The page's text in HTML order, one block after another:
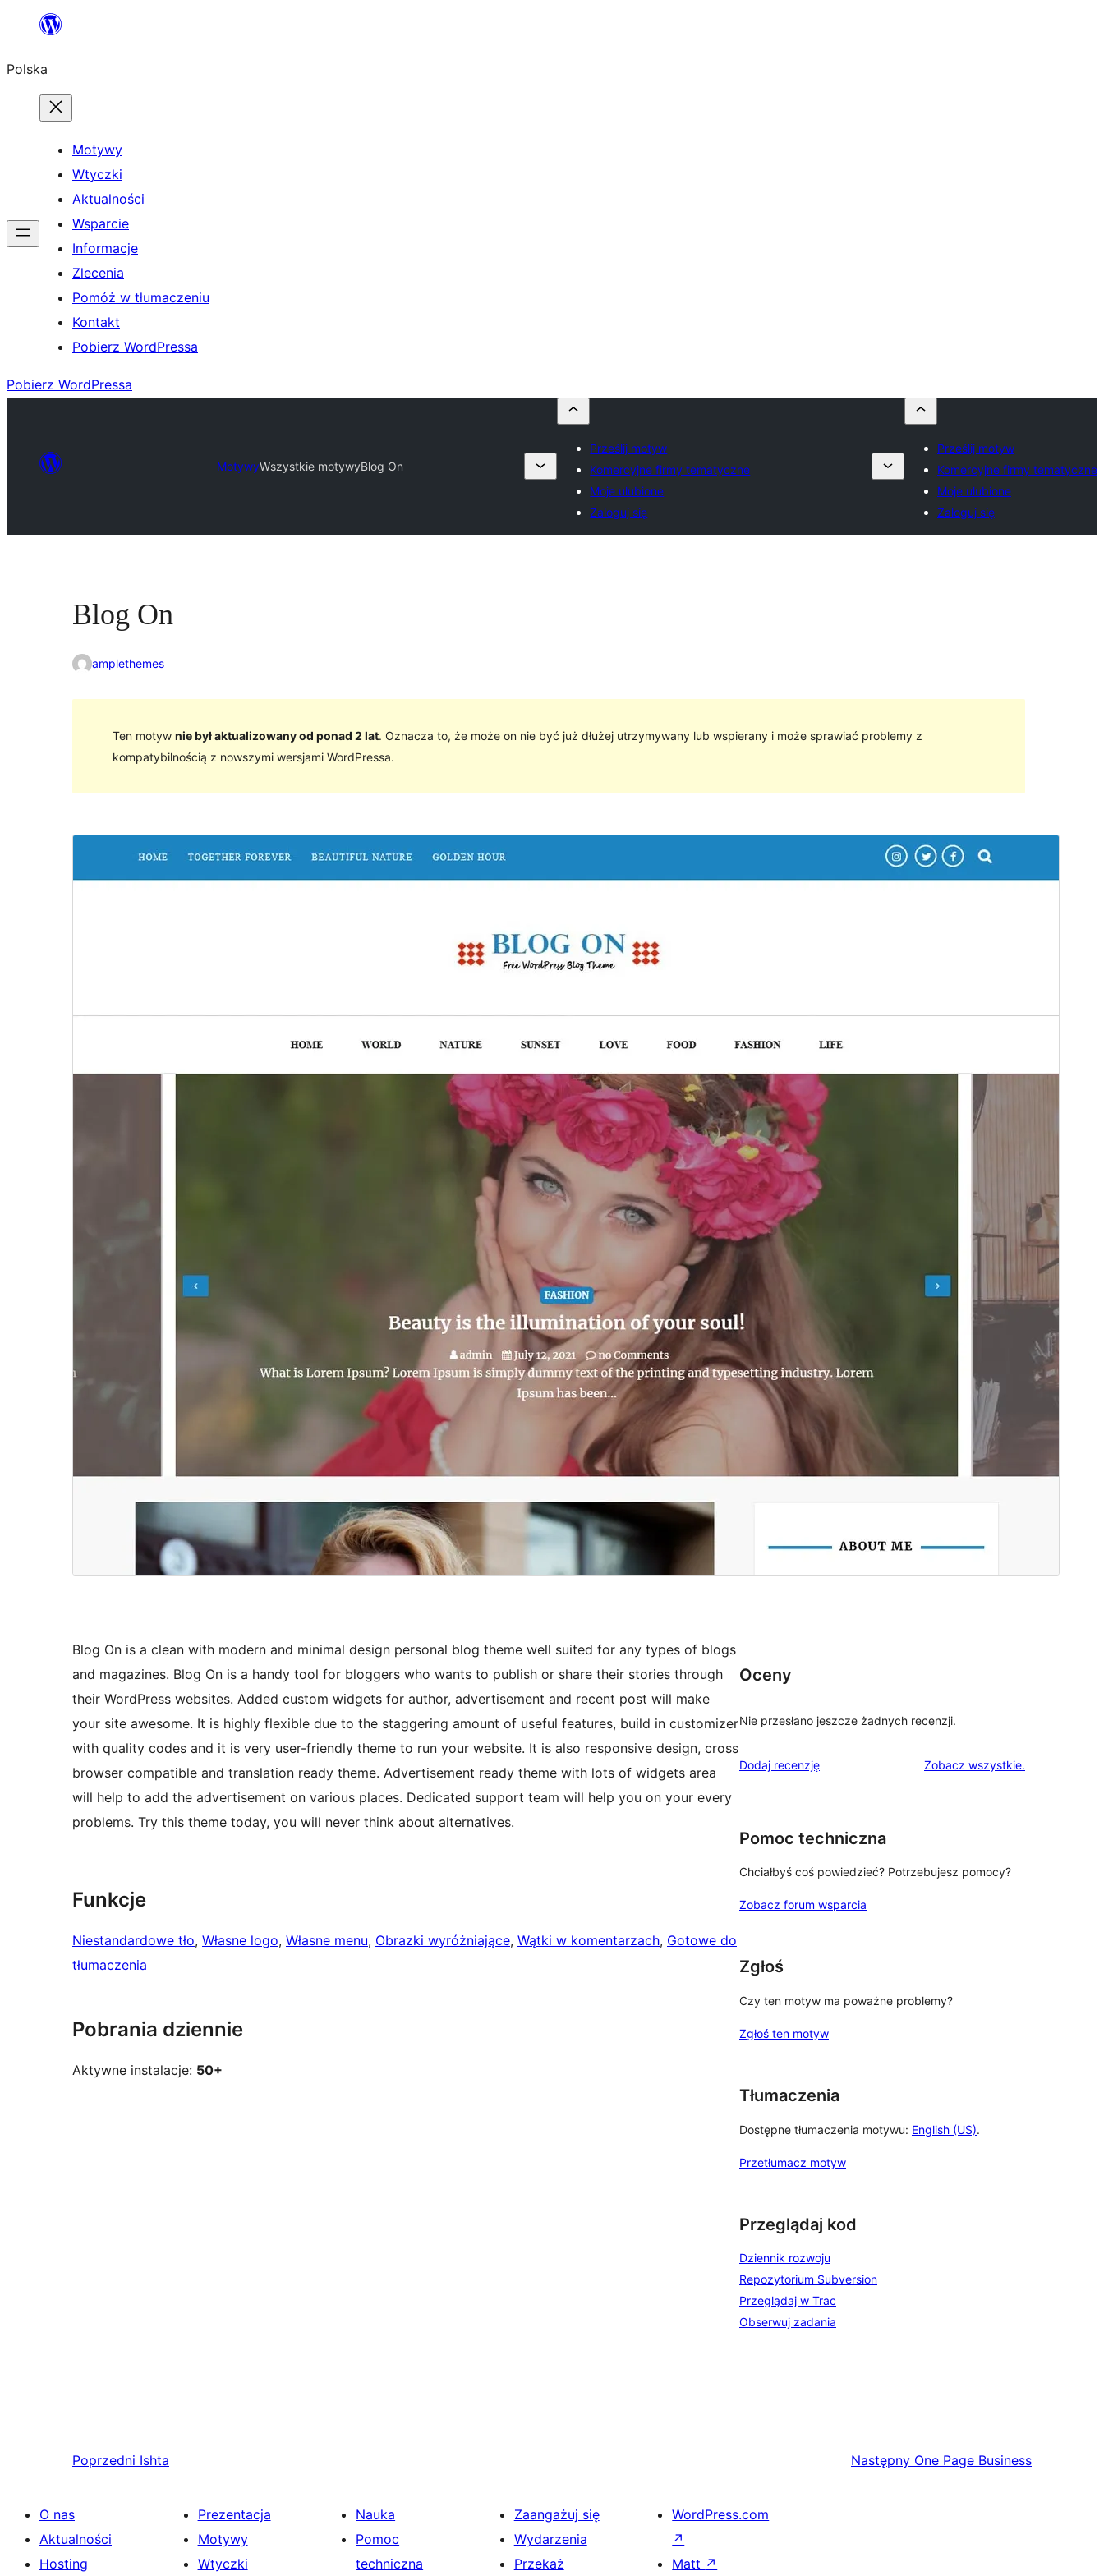
Przejdź
treści
Polska
Motywy
Wtyczki
Aktualności
Wsparcie
Informacje
Zlecenia
Pomóż w tłumaczeniu
Kontakt
Pobierz WordPressa
Pobierz WordPressa
MotywyWszystkie motywyBlog On
Prześlij motyw
Komercyjne firmy tematyczne
Moje ulubione
Zaloguj się
Prześlij motyw
Komercyjne firmy tematyczne
Moje ulubione
Zaloguj się
Blog On
amplethemes
Ten motyw nie był aktualizowany od ponad 2 lat. Oznacza to, że może on nie być już dłużej utrzymywany lub wspierany i może sprawiać problemy z
kompatybilnością z nowszymi wersjami WordPressa.
Wersja
0.0.4
Blog On is a clean with modern and minimal design personal blog theme well suited for any types of blogs
and magazines. Blog On is a handy tool for bloggers who wants to publish or share their stories through
their WordPress websites. Added custom widgets for author, advertisement and recent post will make
your site awesome. It is highly flexible due to the staggering amount of useful features, build in customizer
with quality codes and it is very user-friendly theme to run your website. It is also responsive design, cross
browser compatible and translation ready theme. Advertisement ready theme with lots of widgets area
will help to add the advertisement on various places. Dedicated support team will help you on your every
problems. Try this theme today, you will never think about alternatives.
Funkcje
Niestandardowe tło, Własne logo, Własne menu, Obrazki wyróżniające, Wątki w komentarzach, Gotowe do
tłumaczenia
Pobrania dziennie
Aktywne instalacje: 50+
Oceny
Nie przesłano jeszcze żadnych recenzji.
Dodaj recenzję Zobacz wszystkierecenzje
.
Pomoc techniczna
Chciałbyś coś powiedzieć? Potrzebujesz pomocy?
Zobacz forum wsparcia
Zgłoś
Czy ten motyw ma poważne problemy?
Zgłoś ten motyw
Tłumaczenia
Dostępne tłumaczenia motywu: English (US).
Przetłumacz motyw
Przeglądaj kod
Dziennik rozwoju
Repozytorium Subversion
Przeglądaj w Trac
Obserwuj zadania
Poprzedni Ishta Następny One Page Business
O nas
Aktualności
Hosting
Prezentacja
Motywy
Wtyczki
Nauka
Pomoc
techniczna
Zaangażuj się
Wydarzenia
Przekaż
WordPress.com
↗
Matt ↗